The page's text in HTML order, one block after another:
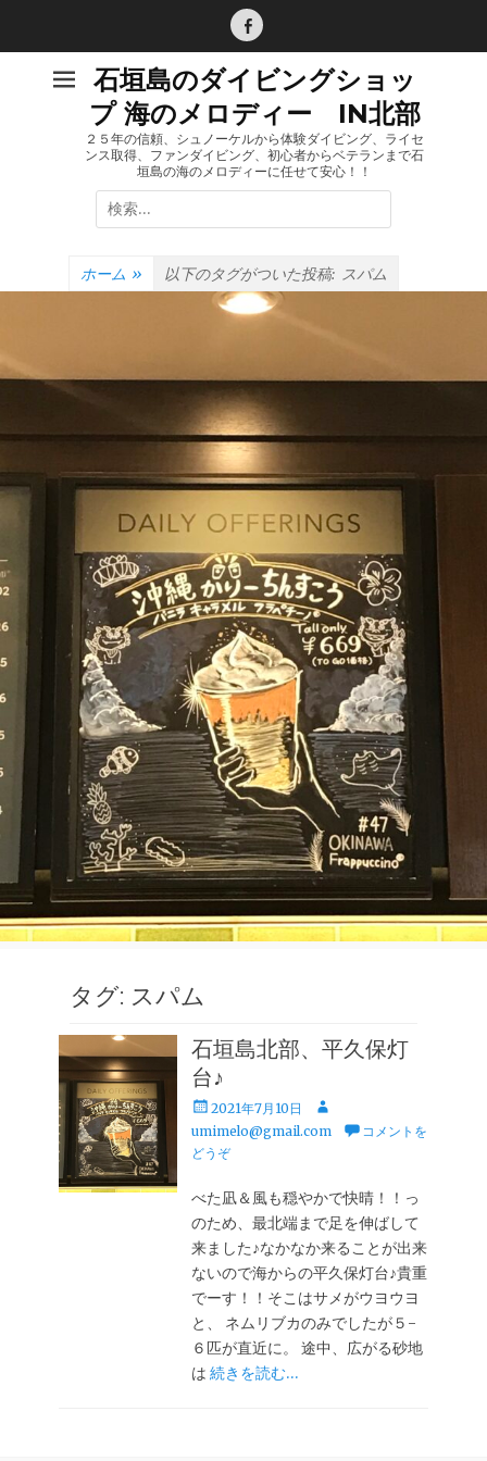
Facebook
石垣島のダイビングショッ
プ 海のメロディー IN北部
２５年の信頼、シュノーケルから体験ダイビング、ライセ
ンス取得、ファンダイビング、初心者からベテランまで石
垣島の海のメロディーに任せて安心！！
検
索:
ホーム » 以下のタグがついた投稿: スパム
タグ: スパム
石垣島北部、平久保灯
台♪
投
稿
日
2021年7月10日
投
稿
umimelo@gmail.com
コメントを
どうぞ
べた凪＆風も穏やかで快晴！！っ
のため、最北端まで足を伸ばして
来ました♪なかなか来ることが出来
ないので海からの平久保灯台♪貴重
でーす！！そこはサメがウヨウヨ
と、 ネムリブカのみでしたが５-
６匹が直近に。 途中、広がる砂地
は続きを読む…